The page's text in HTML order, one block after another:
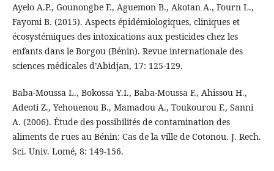
Ayelo A.P., Gounongbe F., Aguemon B., Akotan A., Fourn L.,
Fayomi B. (2015). Aspects épidémiologiques, cliniques et
écosystémiques des intoxications aux pesticides chez les
enfants dans le Borgou (Bénin). Revue internationale des
sciences médicales d’Abidjan, 17: 125-129.
Baba-Moussa L., Bokossa Y.I., Baba-Moussa F., Ahissou H.,
Adeoti Z., Yehouenou B., Mamadou A., Toukourou F., Sanni
A. (2006). Étude des possibilités de contamination des
aliments de rues au Bénin: Cas de la ville de Cotonou. J. Rech.
Sci. Univ. Lomé, 8: 149‑156.